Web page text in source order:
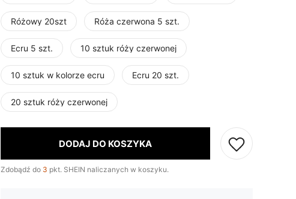
Różowy 20szt Róża czerwona 5 szt.
Ecru 5 szt. 10 sztuk róży czerwonej
10 sztuk w kolorze ecru Ecru 20 szt.
20 sztuk róży czerwonej
DODAJ DO KOSZYKA
Zdobądź do 3 pkt. SHEIN naliczanych w koszyku.